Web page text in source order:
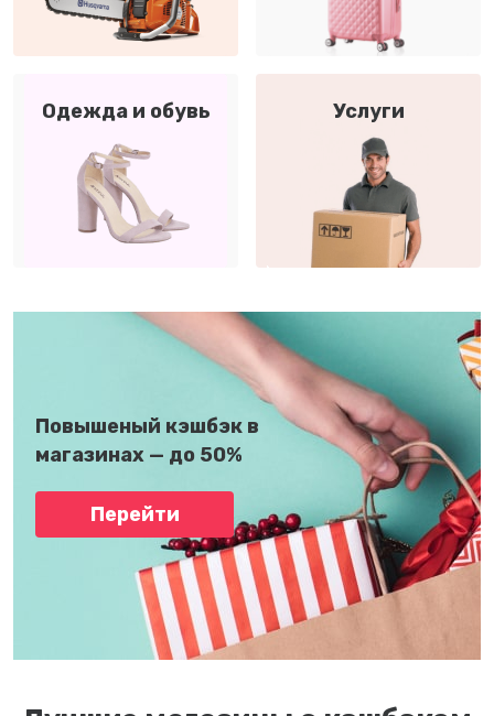
Одежда и обувь Услуги
Повышеный кэшбэк в
магазинах — до 50%
Перейти